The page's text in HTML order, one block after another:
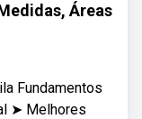
Áreas
Fundamentos
➤ Melhores